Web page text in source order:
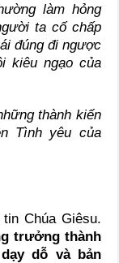
làm hỏng
ta cố chấp
đúng đi ngược
kiêu ngạo của
thành kiến
Tình yêu của
Chúa Giêsu.
trưởng thành
dỗ và bản